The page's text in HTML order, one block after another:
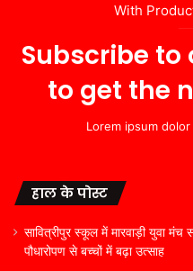
With
Subscribe
to get the
Lorem ipsum
हाल के पोस्ट
सावित्रीपुर स्कूल में मारवाड़ी युवा मंच
पौधारोपण से बच्चों में बढ़ा उत्साह